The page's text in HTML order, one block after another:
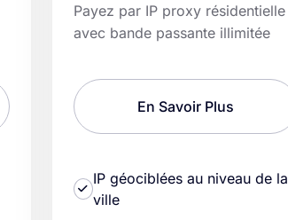
Payez par IP proxy résidentielle
avec bande passante illimitée
En Savoir Plus
IP géociblées au niveau de la
ville